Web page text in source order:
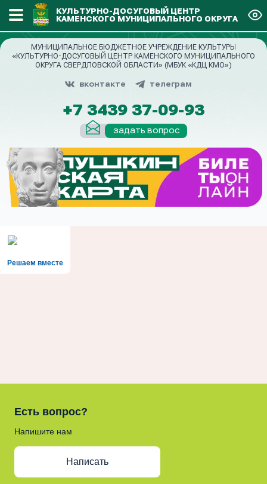
КУЛЬТУРНО-ДОСУГОВЫЙ ЦЕНТР
КАМЕНСКОГО МУНИЦИПАЛЬНОГО ОКРУГА
МУНИЦИПАЛЬНОЕ БЮДЖЕТНОЕ УЧРЕЖДЕНИЕ КУЛЬТУРЫ
«КУЛЬТУРНО-ДОСУГОВЫЙ ЦЕНТР КАМЕНСКОГО МУНИЦИПАЛЬНОГО
ОКРУГА СВЕРДЛОВСКОЙ ОБЛАСТИ» (МБУК «КДЦ КМО»)
вконтакте телеграм
+7 3439 37-09-93
задать вопрос
Решаем вместе
Есть вопрос?
Напишите нам
Написать